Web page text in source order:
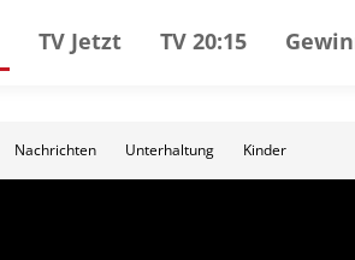
TV Jetzt TV 20:15
Nachrichten Unterhaltung Kinder